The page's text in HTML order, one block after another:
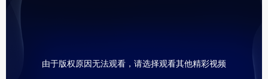
由于版权原因无法观看，请选择观看其他精彩视频